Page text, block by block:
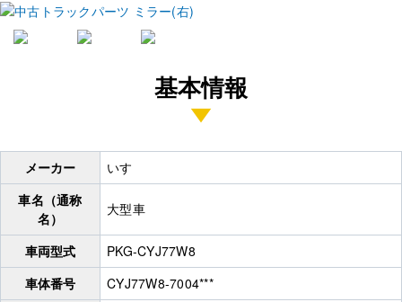
基本情報
メーカー
いすゞ
車名（通称
名）
大型車
車両型式
PKG-CYJ77W8
車体番号
CYJ77W8-7004***